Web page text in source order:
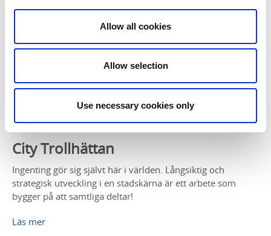
Allow all cookies
Allow selection
Use necessary cookies only
City Trollhättan
Ingenting gör sig självt här i världen. Långsiktig och
strategisk utveckling i en stadskärna är ett arbete som
bygger på att samtliga deltar!
Läs mer